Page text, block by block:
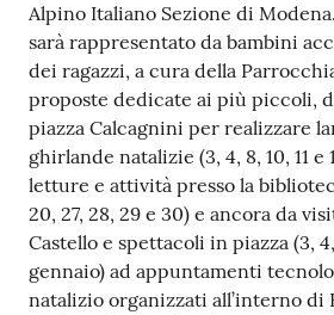
Alpino Italiano Sezione di
sarà rappresentato da bambini
dei ragazzi, a cura della
proposte dedicate ai più piccoli,
piazza Calcagnini per realizzare
ghirlande natalizie (3, 4, 8, 10, 11 e
letture e attività presso la
20, 27, 28, 29 e 30) e ancora da
Castello e spettacoli in piazza (3,
gennaio) ad appuntamenti
natalizio organizzati all’interno di